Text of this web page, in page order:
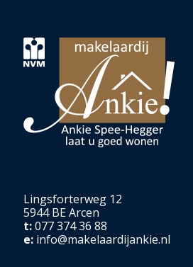
Lingsforterweg 12
5944 BE Arcen
t:077 374 36 88
e: info@makelaardijankie.nl